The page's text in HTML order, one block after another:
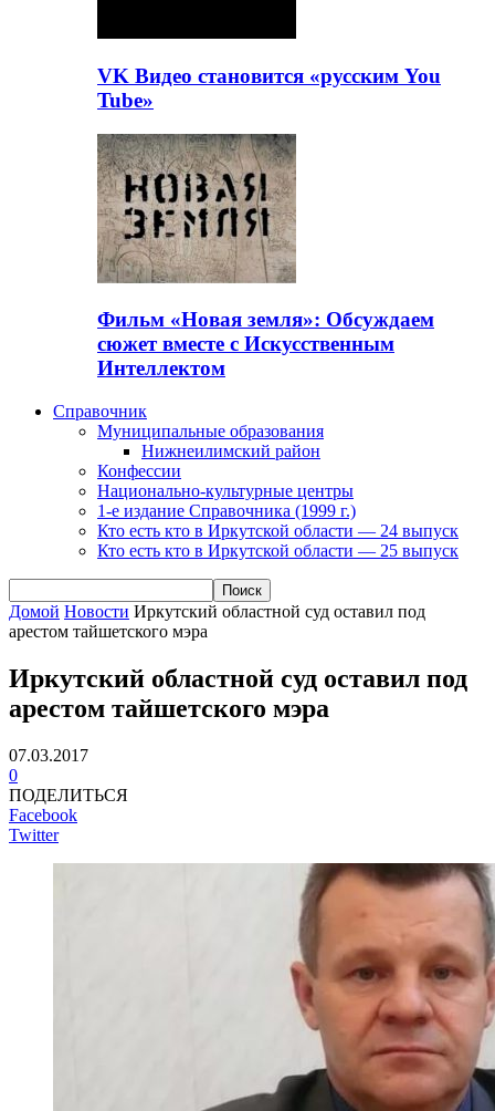
VK Видео становится «русским You
Tube»
Фильм «Новая земля»: Обсуждаем
сюжет вместе с Искусственным
Интеллектом
Справочник
Муниципальные образования
Нижнеилимский район
Конфессии
Национально-культурные центры
1-е издание Справочника (1999 г.)
Кто есть кто в Иркутской области — 24 выпуск
Кто есть кто в Иркутской области — 25 выпуск
Домой Новости Иркутский областной суд оставил под
арестом тайшетского мэра
Иркутский областной суд оставил под
арестом тайшетского мэра
07.03.2017
0
ПОДЕЛИТЬСЯ
Facebook
Twitter